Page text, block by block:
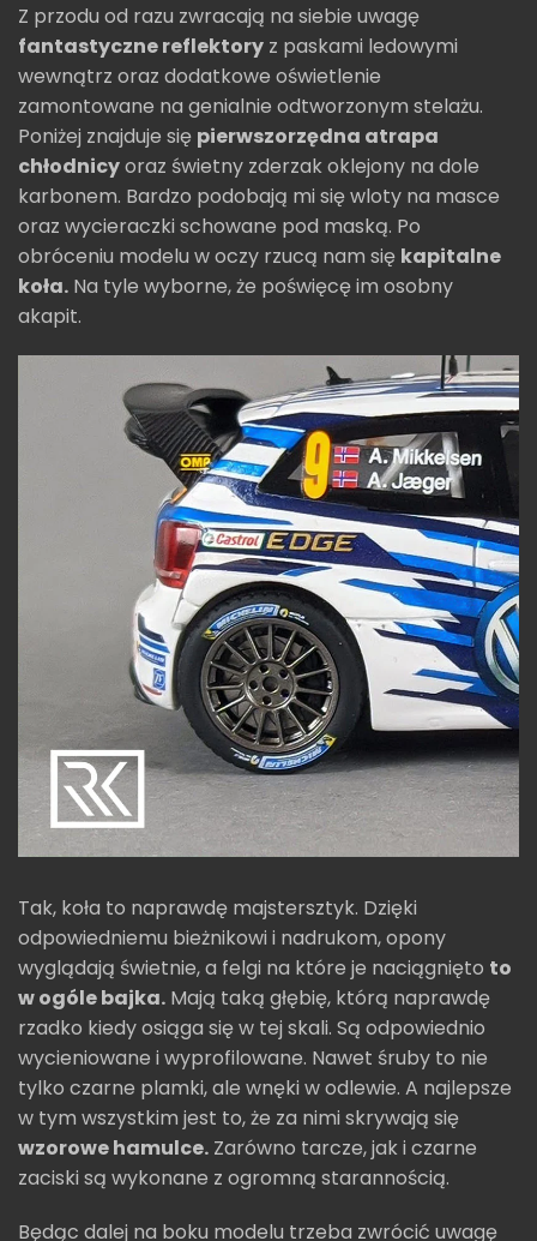
Z przodu od razu zwracają na siebie uwagę
fantastyczne reflektory z paskami ledowymi
wewnątrz oraz dodatkowe oświetlenie
zamontowane na genialnie odtworzonym stelażu.
Poniżej znajduje się pierwszorzędna atrapa
chłodnicyoraz świetny zderzak oklejony na dole
karbonem. Bardzo podobają mi się wloty na masce
oraz wycieraczki schowane pod maską. Po
obróceniu modelu w oczy rzucą nam się kapitalne
koła. Na tyle wyborne, że poświęcę im osobny
akapit.
Tak, koła to naprawdę majstersztyk. Dzięki
odpowiedniemu bieżnikowi i nadrukom, opony
wyglądają świetnie, a felgi na które je naciągnięto to
w ogóle bajka. Mają taką głębię, którą naprawdę
rzadko kiedy osiąga się w tej skali. Są odpowiednio
wycieniowane i wyprofilowane. Nawet śruby to nie
tylko czarne plamki, ale wnęki w odlewie. A najlepsze
w tym wszystkim jest to, że za nimi skrywają się
wzorowe hamulce. Zarówno tarcze, jak i czarne
zaciski są wykonane z ogromną starannością.
Będąc dalej na boku modelu trzeba zwrócić uwagę